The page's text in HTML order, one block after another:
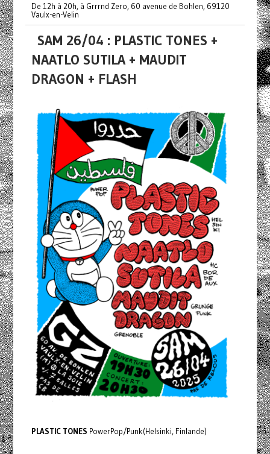
De 12h à 20h, à Grrrnd Zero, 60 avenue de Bohlen, 69120
Vaulx-en-Velin
SAM 26/04 : PLASTIC TONES +
NAATLO SUTILA + MAUDIT
DRAGON + FLASH
PLASTIC TONES PowerPop/Punk(Helsinki, Finlande)